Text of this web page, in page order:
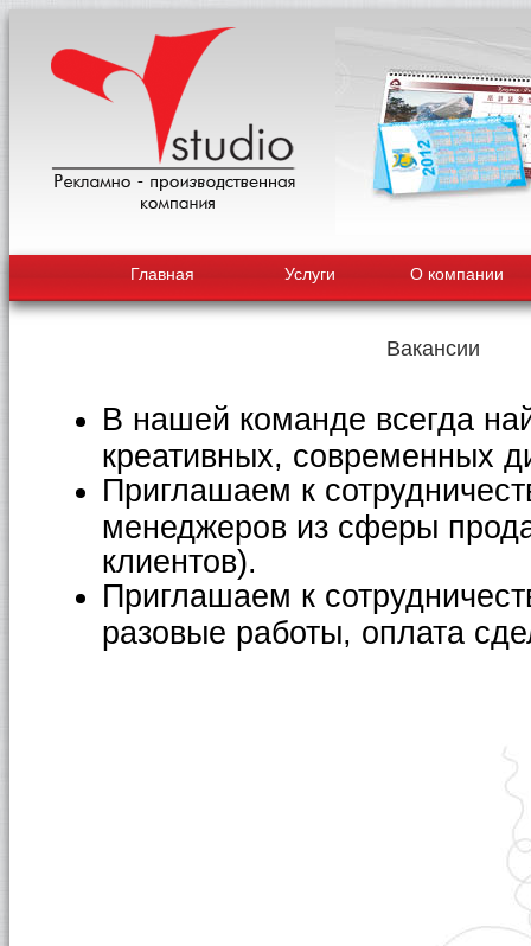
Главная Услуги О компании
Вакансии
В нашей команде всегда
креативных, современных
Приглашаем к
менеджеров из сферы
клиентов).
Приглашаем к
разовые работы, оплата